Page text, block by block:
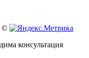
©
консультация